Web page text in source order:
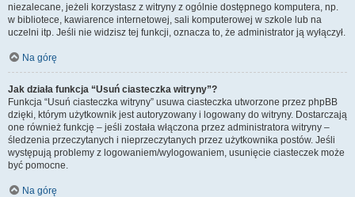
niezalecane, jeżeli korzystasz z witryny z ogólnie dostępnego komputera, np.
w bibliotece, kawiarence internetowej, sali komputerowej w szkole lub na
uczelni itp. Jeśli nie widzisz tej funkcji, oznacza to, że administrator ją wyłączył.
Na górę
Jak działa funkcja “Usuń ciasteczka witryny”?
Funkcja “Usuń ciasteczka witryny” usuwa ciasteczka utworzone przez phpBB
dzięki, którym użytkownik jest autoryzowany i logowany do witryny. Dostarczają
one również funkcję – jeśli została włączona przez administratora witryny –
śledzenia przeczytanych i nieprzeczytanych przez użytkownika postów. Jeśli
występują problemy z logowaniem/wylogowaniem, usunięcie ciasteczek może
być pomocne.
Na górę